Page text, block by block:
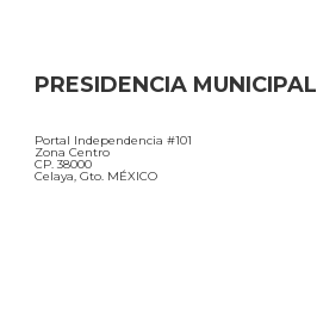
PRESIDENCIA MUNICIPAL
Portal Independencia #101
Zona Centro
CP. 38000
Celaya, Gto. MÉXICO